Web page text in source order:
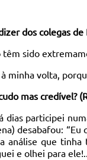
dos colegas de
têm sido
minha volta,
mas credível?
dias participei
desabafou:
análise que
e olhei para